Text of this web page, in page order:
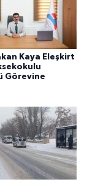
Kaya Eleşkirt
Görevine